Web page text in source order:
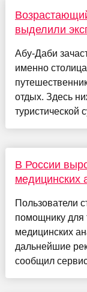
выделили
Абу-Даби
именно
отдых. Здесь
туристической
В России
Пользователи
помощнику для
медицинских
дальнейшие
сообщил